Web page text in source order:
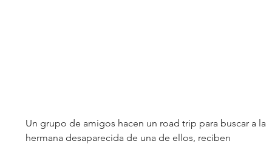
Un grupo de amigos hacen un road trip para buscar a la
hermana desaparecida de una de ellos, reciben